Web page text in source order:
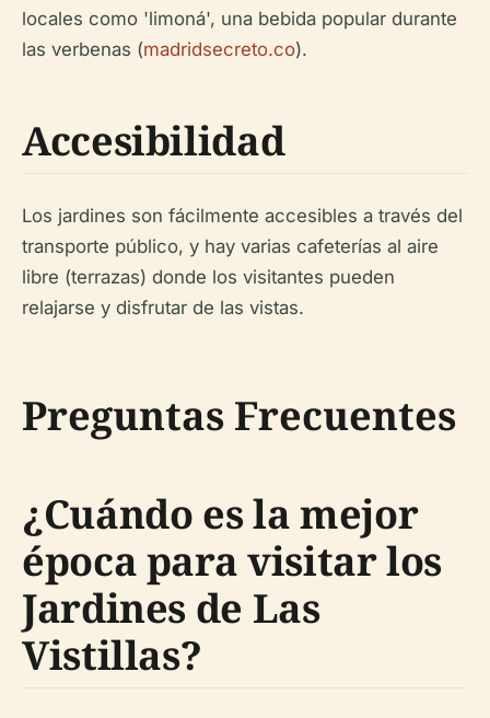
locales como 'limoná', una bebida popular durante
las verbenas (madridsecreto.co).
Accesibilidad
Los jardines son fácilmente accesibles a través del
transporte público, y hay varias cafeterías al aire
libre (terrazas) donde los visitantes pueden
relajarse y disfrutar de las vistas.
Preguntas Frecuentes
¿Cuándo es la mejor
época para visitar los
Jardines de Las
Vistillas?